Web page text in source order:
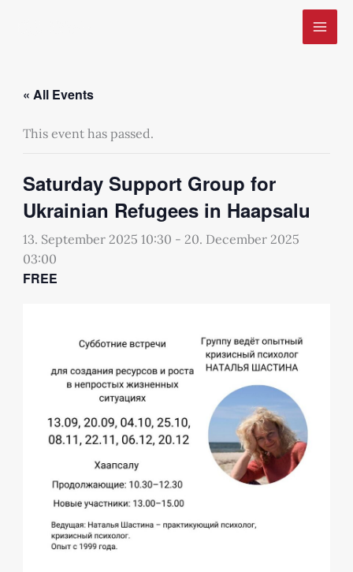
« All Events
This event has passed.
Saturday Support Group for
Ukrainian Refugees in Haapsalu
13. September 2025 10:30 - 20. December 2025
03:00
FREE